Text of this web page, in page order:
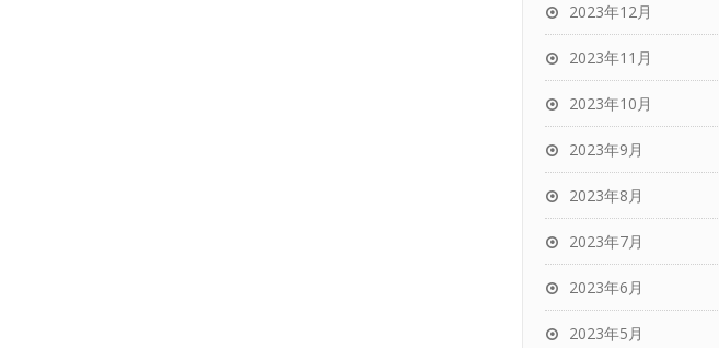
2023年12月
2023年11月
2023年10月
2023年9月
2023年8月
2023年7月
2023年6月
2023年5月